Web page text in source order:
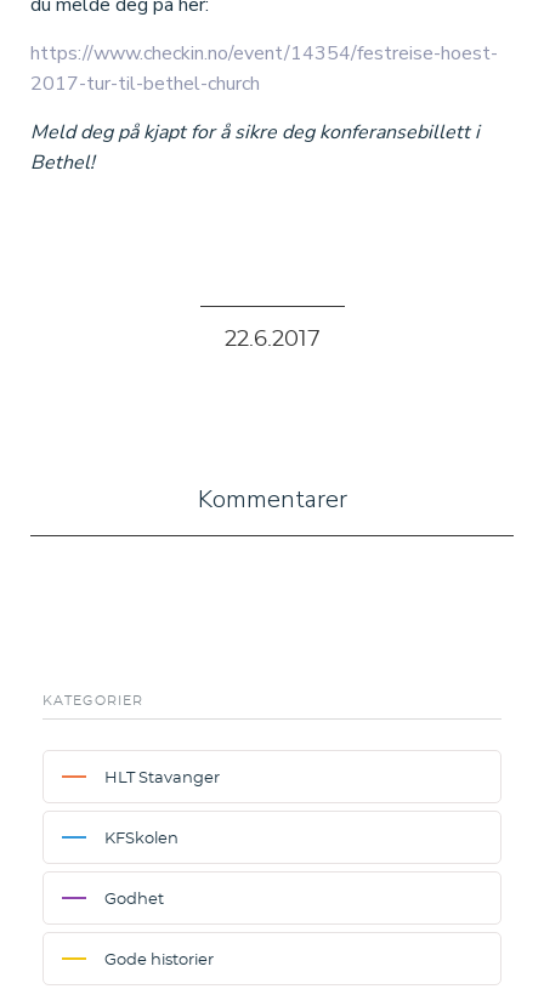
https://www.checkin.no/event/14354/festreise-hoest-
2017-tur-til-bethel-church
Meld deg på kjapt for å sikre deg konferansebillett i
Bethel!
22.6.2017
Kommentarer
KATEGORIER
HLT Stavanger
KFSkolen
Godhet
Gode historier